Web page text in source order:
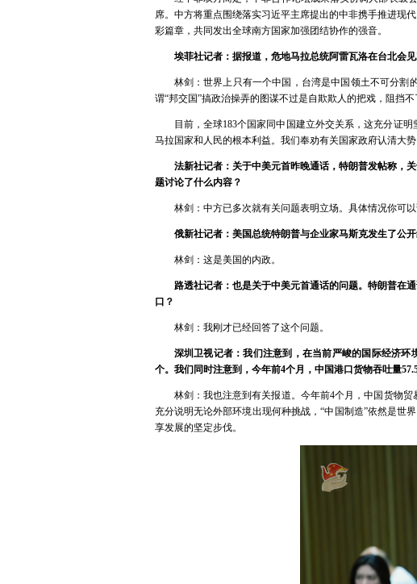
席。中方将重点围绕落实习近平主席提出的中非携手推进现
彩篇章，共同发出全球南方国家加强团结协作的强音。
埃菲社记者：据报道，危地马拉总统阿雷瓦洛在台北会
林剑：世界上只有一个中国，台湾是中国领土不可分割
谓“邦交国”搞政治操弄的图谋不过是自欺欺人的把戏，阻挡不
目前，全球183个国家同中国建立外交关系，这充分证
马拉国家和人民的根本利益。我们奉劝有关国家政府认清大
法新社记者：关于中美元首昨晚通话，特朗普发帖称，
题讨论了什么内容？
林剑：中方已多次就有关问题表明立场。具体情况你可以
俄新社记者：美国总统特朗普与企业家马斯克发生了公
林剑：这是美国的内政。
路透社记者：也是关于中美元首通话的问题。特朗普在
口？
林剑：我刚才已经回答了这个问题。
深圳卫视记者：我们注意到，在当前严峻的国际经济
个。我们同时注意到，今年前4个月，中国港口货物吞吐量
林剑：我也注意到有关报道。今年前4个月，中国货物
充分说明无论外部环境出现何种挑战，“中国制造”依然是世
享发展的坚定步伐。